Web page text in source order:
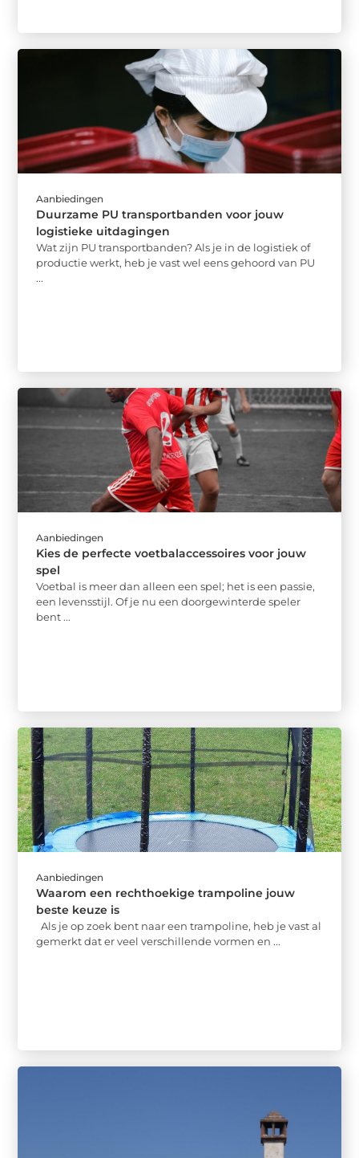
Aanbiedingen
Duurzame PU transportbanden voor jouw
logistieke uitdagingen
Wat zijn PU transportbanden? Als je in de logistiek of
productie werkt, heb je vast wel eens gehoord van PU
...
Aanbiedingen
Kies de perfecte voetbalaccessoires voor jouw
spel
Voetbal is meer dan alleen een spel; het is een passie,
een levensstijl. Of je nu een doorgewinterde speler
bent ...
Aanbiedingen
Waarom een rechthoekige trampoline jouw
beste keuze is
Als je op zoek bent naar een trampoline, heb je vast al
gemerkt dat er veel verschillende vormen en ...